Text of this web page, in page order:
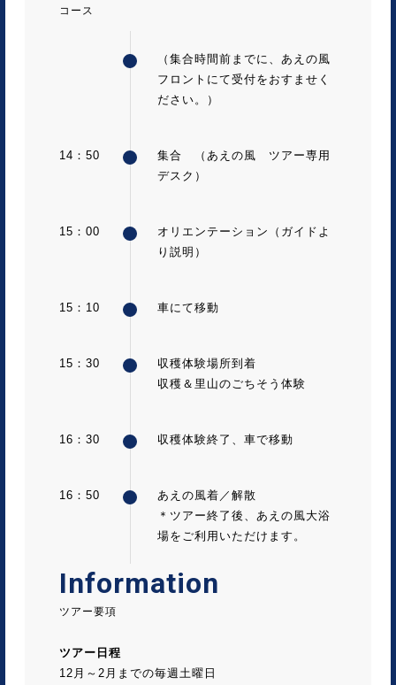
コース
（集合時間前までに、あえの風
フロントにて受付をおすませく
ださい。）
14：50
集合 （あえの風 ツアー専用
デスク）
15：00
オリエンテーション（ガイドよ
り説明）
15：10 車にて移動
15：30
収穫体験場所到着
収穫＆里山のごちそう体験
16：30 収穫体験終了、車で移動
16：50
あえの風着／解散
＊ツアー終了後、あえの風大浴
場をご利用いただけます。
Information
ツアー要項
ツアー日程
12月～2月までの毎週土曜日